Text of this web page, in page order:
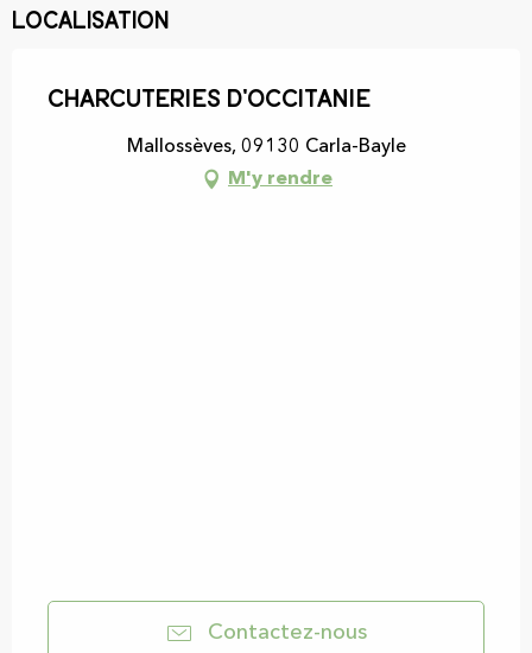
Localisation
Charcuteries d'Occitanie
Mallossèves, 09130 Carla-Bayle
M'y rendre
Contactez-nous